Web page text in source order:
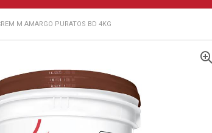
M AMARGO PURATOS BD 4KG